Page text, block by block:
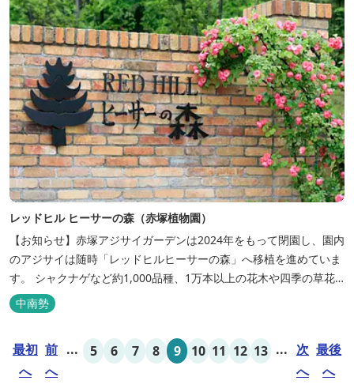
レッドヒル ヒーサーの森（赤塚植物園）
【お知らせ】赤塚アジサイガーデンは2024年をもって閉園し、園内
のアジサイは随時「レッドヒルヒーサーの森」へ移植を進めていま
す。 シャクナゲなど約1,000品種、1万本以上の花木や四季の草花
を楽しむことができる里山庭園です。 広さ約70,000㎡の園内に
は、里山の起伏のある地形を生かした「森のエリア」と四季の花々
のっぽの...
中南勢
最初
へ
前
へ
... 5 6 7 8 9 10 11 12 13 ... 次
へ
最後
へ